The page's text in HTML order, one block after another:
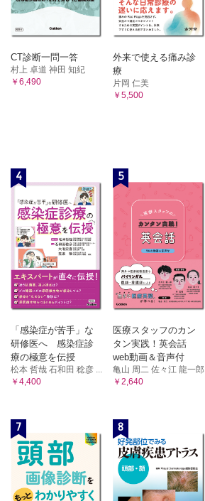
CT診断一問一答
村上 卓道 神田 知紀
￥6,490
外来で使える痛み診
療
片岡 仁美
￥5,500
4
「感染症が苦手」な
研修医へ 感染症診
療の極意を伝授
松本 哲哉 石和田 稔彦 ...
￥4,400
5
医療スタッフのカン
タン実践！英会話
web動画＆音声付
亀山 周二 佐々江 龍一郎
￥2,640
7 8